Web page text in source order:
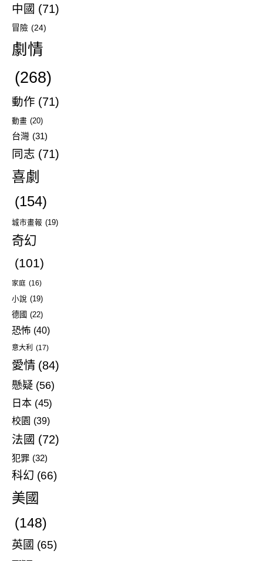
中國 (71)
冒險 (24)
劇情
(268)
動作 (71)
動畫 (20)
台灣 (31)
同志 (71)
喜劇
(154)
城市畫報 (19)
奇幻
(101)
家庭 (16)
小說 (19)
德國 (22)
恐怖 (40)
意大利 (17)
愛情 (84)
懸疑 (56)
日本 (45)
校園 (39)
法國 (72)
犯罪 (32)
科幻 (66)
美國
(148)
英國 (65)